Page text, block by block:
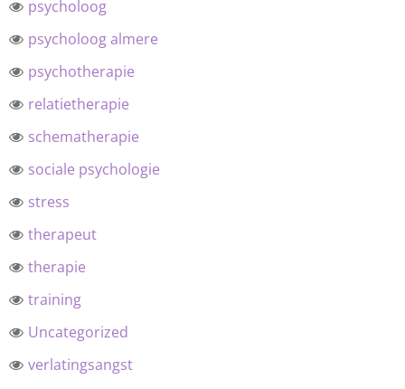
psycholoog
psycholoog almere
psychotherapie
relatietherapie
schematherapie
sociale psychologie
stress
therapeut
therapie
training
Uncategorized
verlatingsangst